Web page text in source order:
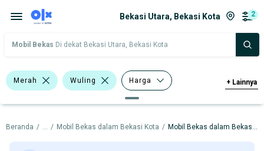
Bekasi Utara, Bekasi Kota 2
Mobil Bekas Di dekat Bekasi Utara, Bekasi Kota
Merah Wuling Harga
Merek Dan Model Tahun
Tipe Bodi Tipe Membership
+ Lainnya
Beranda / ... / Mobil Bekas dalam Bekasi Kota / Mobil Bekas dalam Bekasi Utara